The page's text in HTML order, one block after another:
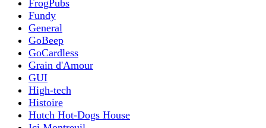
FrogPubs
Fundy
General
GoBeep
GoCardless
Grain d'Amour
GUI
High-tech
Histoire
Hutch Hot-Dogs House